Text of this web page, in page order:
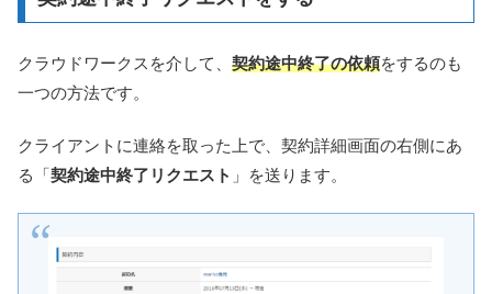
クラウドワークスを介して、 契約途中終了の依頼をするのも
一つの方法です。
クライアントに連絡を取った上で、契約詳細画面の右側にあ
る「契約途中終了リクエスト 」を送ります。